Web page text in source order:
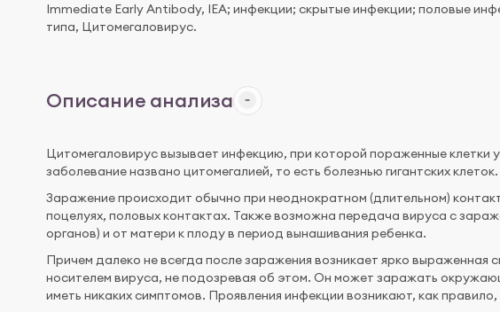
Immediate Early Antibody, IEA; инфекции; скрытые инфекции; половые
типа, Цитомегаловирус.
Описание анализа
Цитомегаловирус вызывает инфекцию, при которой пораженные клетки
заболевание названо цитомегалией, то есть болезнью гигантских клеток.
Заражение происходит обычно при неоднократном (длительном)
поцелуях, половых контактах. Также возможна передача вируса с
органов) и от матери к плоду в период вынашивания ребенка.
Причем далеко не всегда после заражения возникает ярко выраженная
носителем вируса, не подозревая об этом. Он может заражать
иметь никаких симптомов. Проявления инфекции возникают, как